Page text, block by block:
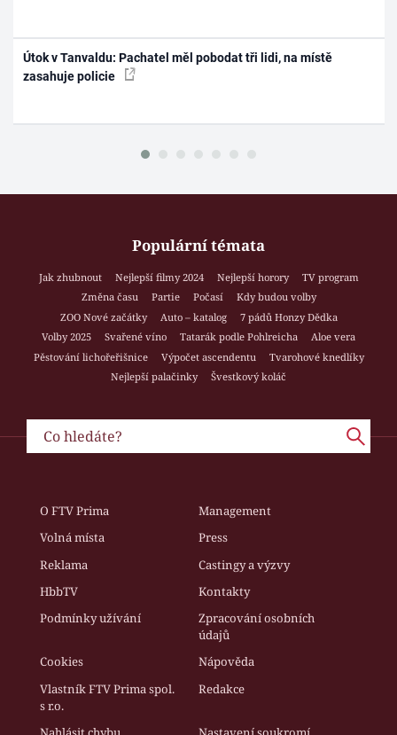
Útok v Tanvaldu: Pachatel měl pobodat tři lidi, na místě
zasahuje policie
Populární témata
Jak zhubnout Nejlepší filmy 2024 Nejlepší horory
TV program
Změna času
Partie Počasí
Kdy budou volby
ZOO Nové začátky
Auto – katalog
7 pádů Honzy Dědka
Volby 2025
Svařené víno Tatarák podle Pohlreicha
Aloe vera
Pěstování lichořeřišnice
Výpočet ascendentu
Tvarohové knedlíky
Nejlepší palačinky
Švestkový koláč
O FTV Prima
Management
Volná místa
Press
Reklama
Castingy a výzvy
HbbTV
Kontakty
Podmínky užívání
Zpracování osobních
údajů
Cookies
Nápověda
Vlastník FTV Prima spol.
s r.o.
Redakce